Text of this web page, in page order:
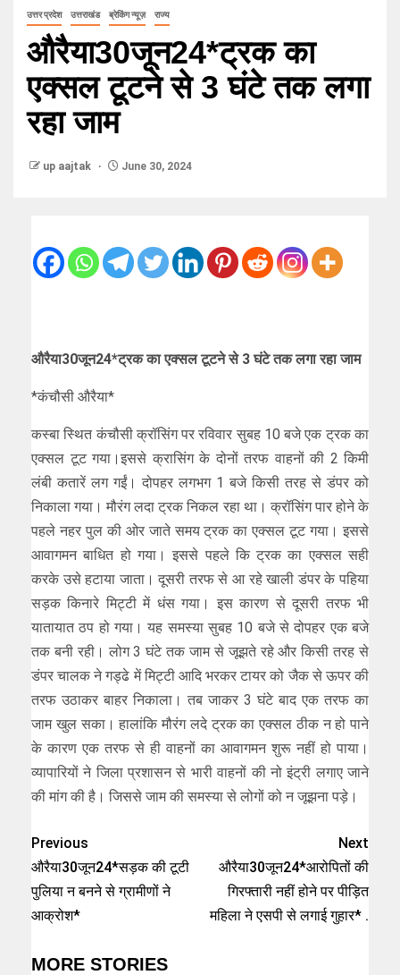
उत्तर प्रदेश उत्तराखंड ब्रेकिंग न्यूज़ राज्य
औरैया30जून24*ट्रक का
एक्सल टूटने से 3 घंटे तक लगा
रहा जाम
up aajtak June 30, 2024
औरैया30जून24*ट्रक का एक्सल टूटने से 3 घंटे तक लगा रहा जाम
*कंचौसी औरैया*
कस्बा स्थित कंचौसी क्रॉसिंग पर रविवार सुबह 10 बजे एक ट्रक का
एक्सल टूट गया।इससे क्रासिंग के दोनों तरफ वाहनों की 2 किमी
लंबी कतारें लग गईं। दोपहर लगभग 1 बजे किसी तरह से डंपर को
निकाला गया। मौरंग लदा ट्रक निकल रहा था। क्रॉसिंग पार होने के
पहले नहर पुल की ओर जाते समय ट्रक का एक्सल टूट गया। इससे
आवागमन बाधित हो गया। इससे पहले कि ट्रक का एक्सल सही
करके उसे हटाया जाता। दूसरी तरफ से आ रहे खाली डंपर के पहिया
सड़क किनारे मिट्टी में धंस गया। इस कारण से दूसरी तरफ भी
यातायात ठप हो गया। यह समस्या सुबह 10 बजे से दोपहर एक बजे
तक बनी रही। लोग 3 घंटे तक जाम से जूझते रहे और किसी तरह से
डंपर चालक ने गड्ढे में मिट्टी आदि भरकर टायर को जैक से ऊपर की
तरफ उठाकर बाहर निकाला। तब जाकर 3 घंटे बाद एक तरफ का
जाम खुल सका। हालांकि मौरंग लदे ट्रक का एक्सल ठीक न हो पाने
के कारण एक तरफ से ही वाहनों का आवागमन शुरू नहीं हो पाया।
व्यापारियों ने जिला प्रशासन से भारी वाहनों की नो इंट्री लगाए जाने
की मांग की है। जिससे जाम की समस्या से लोगों को न जूझना पड़े।
Previous
औरैया30जून24*सड़क की टूटी
पुलिया न बनने से ग्रामीणों ने
आक्रोश*
Next
औरैया30जून24*आरोपितों की
गिरफ्तारी नहीं होने पर पीड़ित
महिला ने एसपी से लगाई गुहार* .
MORE STORIES